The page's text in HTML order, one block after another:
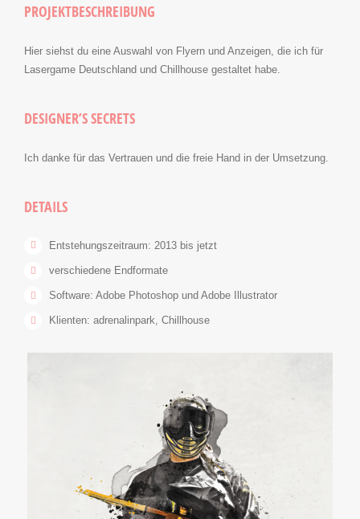
PROJEKTBESCHREIBUNG
Hier siehst du eine Auswahl von Flyern und Anzeigen, die ich für
Lasergame Deutschland und Chillhouse gestaltet habe.
DESIGNER’S SECRETS
Ich danke für das Vertrauen und die freie Hand in der Umsetzung.
DETAILS
Entstehungszeitraum: 2013 bis jetzt
verschiedene Endformate
Software: Adobe Photoshop und Adobe Illustrator
Klienten: adrenalinpark, Chillhouse